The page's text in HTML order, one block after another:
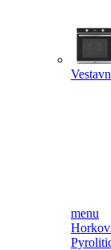
menu